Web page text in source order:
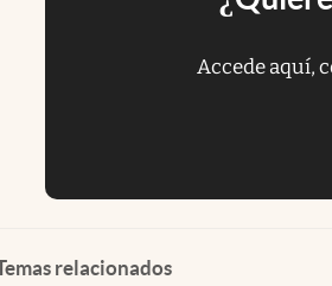
Accede aquí,
relacionados